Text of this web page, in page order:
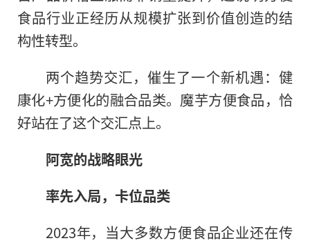
食品行业正经历从规模扩张到价值创造的结
构性转型。
两个趋势交汇，催生了一个新机遇：健
康化+方便化的融合品类。魔芋方便食品，恰
好站在了这个交汇点上。
阿宽的战略眼光
率先入局，卡位品类
2023年，当大多数方便食品企业还在传